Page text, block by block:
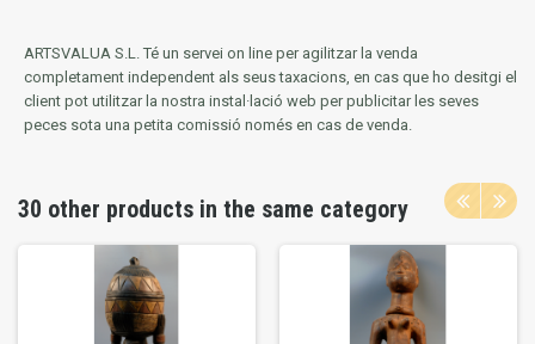
ARTSVALUA S.L. Té un servei on line per agilitzar la venda
completament independent als seus taxacions, en cas que ho desitgi el
client pot utilitzar la nostra instal·lació web per publicitar les seves
peces sota una petita comissió només en cas de venda.
30 other products in the same category